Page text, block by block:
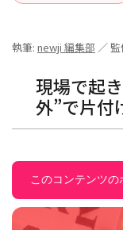
執筆: newji 編集部 ／ 監
現場で起
外”で片付
このコンテンツ